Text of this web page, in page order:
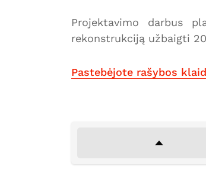
Projektavimo darbus
rekonstrukciją užbaigti
Pastebėjote rašybos